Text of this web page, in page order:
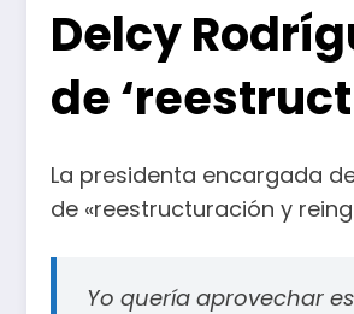
Delcy
de
La presidenta encargada
de «reestructuración y
Yo quería aprovechar